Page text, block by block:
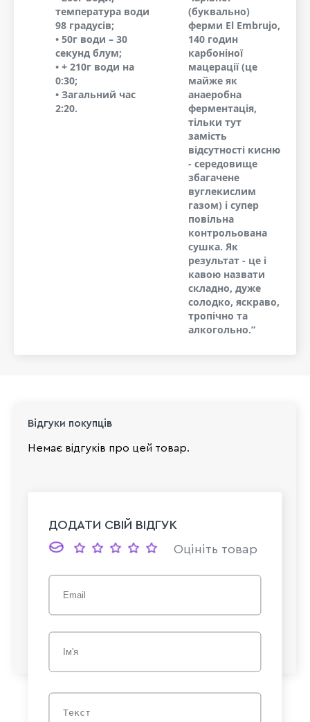
температура води
98 градусів;
• 50г води – 30
секунд блум;
• + 210г води на
0:30;
• Загальний час
2:20.
(буквально)
ферми El Embrujo,
140 годин
карбоніної
мацерації (це
майже як
анаеробна
ферментація,
тільки тут
замість
відсутності кисню
- середовище
збагачене
вуглекислим
газом) і супер
повільна
контрольована
сушка. Як
результат - це і
кавою назвати
складно, дуже
солодко, яскраво,
тропічно та
алкогольно.”
Відгуки покупців
Немає відгуків про цей товар.
ДОДАТИ СВІЙ ВІДГУК
Оцініть товар